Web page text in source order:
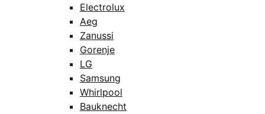
Electrolux
Aeg
Zanussi
Gorenje
LG
Samsung
Whirlpool
Bauknecht